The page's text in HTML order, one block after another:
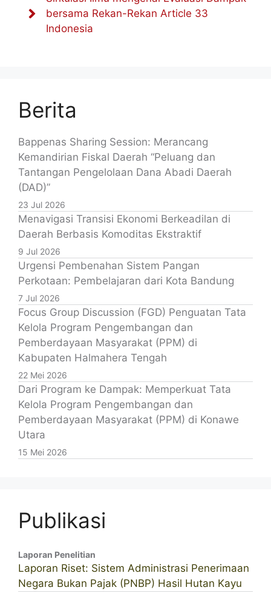
bersama Rekan-Rekan Article 33
Indonesia
Berita
Bappenas Sharing Session: Merancang
Kemandirian Fiskal Daerah “Peluang dan
Tantangan Pengelolaan Dana Abadi Daerah
(DAD)”
23 Jul 2026
Menavigasi Transisi Ekonomi Berkeadilan di
Daerah Berbasis Komoditas Ekstraktif
9 Jul 2026
Urgensi Pembenahan Sistem Pangan
Perkotaan: Pembelajaran dari Kota Bandung
7 Jul 2026
Focus Group Discussion (FGD) Penguatan Tata
Kelola Program Pengembangan dan
Pemberdayaan Masyarakat (PPM) di
Kabupaten Halmahera Tengah
22 Mei 2026
Dari Program ke Dampak: Memperkuat Tata
Kelola Program Pengembangan dan
Pemberdayaan Masyarakat (PPM) di Konawe
Utara
15 Mei 2026
Publikasi
Laporan Penelitian
Laporan Riset: Sistem Administrasi Penerimaan
Negara Bukan Pajak (PNBP) Hasil Hutan Kayu